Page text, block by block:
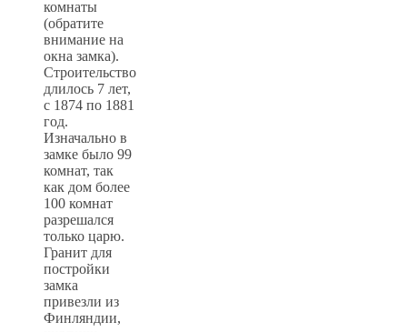
комнаты
(обратите
внимание на
окна замка).
Строительство
длилось 7 лет,
с 1874 по 1881
год.
Изначально в
замке было 99
комнат, так
как дом более
100 комнат
разрешался
только царю.
Гранит для
постройки
замка
привезли из
Финляндии,